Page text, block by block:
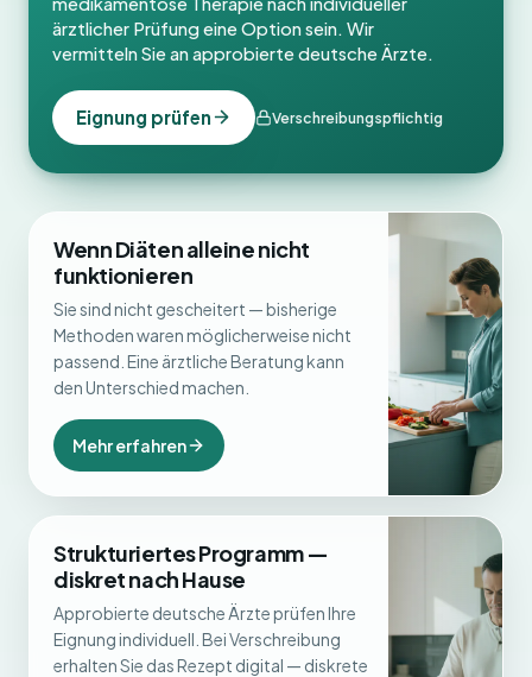
ärztlicher Prüfung eine Option sein. Wir
vermitteln Sie an approbierte deutsche Ärzte.
Eignung prüfen Verschreibungspflichtig
Wenn Diäten alleine nicht
funktionieren
Sie sind nicht gescheitert — bisherige
Methoden waren möglicherweise nicht
passend. Eine ärztliche Beratung kann
den Unterschied machen.
Mehr erfahren
Strukturiertes Programm —
diskret nach Hause
Approbierte deutsche Ärzte prüfen Ihre
Eignung individuell. Bei Verschreibung
erhalten Sie das Rezept digital — diskrete